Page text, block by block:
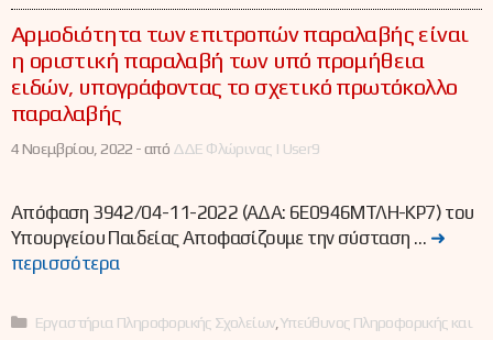
Αρμοδιότητα των επιτροπών παραλαβής είναι
η οριστική παραλαβή των υπό προμήθεια
ειδών, υπογράφοντας το σχετικό πρωτόκολλο
παραλαβής
4 Νοεμβρίου, 2022 -από ΔΔΕ Φλώρινας | User9
Απόφαση 3942/04-11-2022 (ΑΔΑ: 6Ε0946ΜΤΛΗ-ΚΡ7) του
Υπουργείου Παιδείας Αποφασίζουμε την σύσταση … ➜
περισσότερα
Κατηγορίες
Εργαστήρια Πληροφορικής Σχολείων Υπεύθυνος Πληροφορικής και